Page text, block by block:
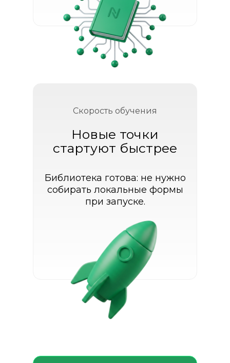
Меньше ручной работы
Новые точки
стартуют быстрее
Библиотека готова: не нужно
собирать локальные формы
при запуске.
Скорость обучения